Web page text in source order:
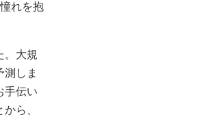
れを抱
。大規
測しま
手伝い
ら、